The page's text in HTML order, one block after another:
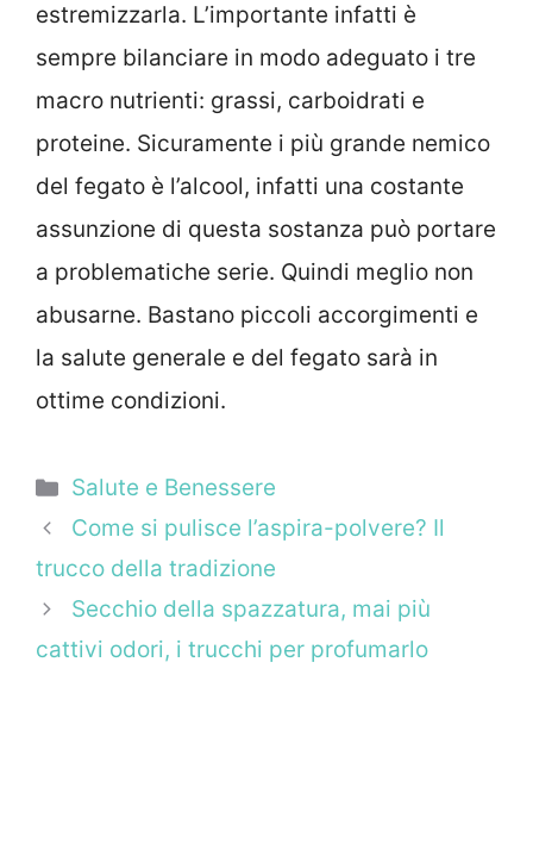
estremizzarla. L’importante infatti è
sempre bilanciare in modo adeguato i tre
macro nutrienti: grassi, carboidrati e
proteine. Sicuramente i più grande nemico
del fegato è l’alcool, infatti una costante
assunzione di questa sostanza può portare
a problematiche serie. Quindi meglio non
abusarne. Bastano piccoli accorgimenti e
la salute generale e del fegato sarà in
ottime condizioni.
Categorie
Salute e Benessere
Come si pulisce l’aspira-polvere? Il
trucco della tradizione
Secchio della spazzatura, mai più
cattivi odori, i trucchi per profumarlo